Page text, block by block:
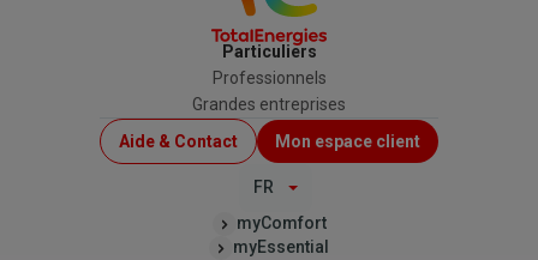
Particuliers
Professionnels
Grandes entreprises
Menu
Top
Aide & Contact Mon espace client
FR
myComfort
myEssential